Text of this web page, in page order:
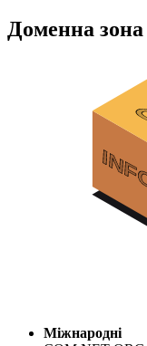
Доменна
Міжнародні